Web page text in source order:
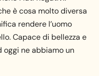
è cosa molto diversa
rendere l’uomo
Capace di bellezza e
oggi ne abbiamo un